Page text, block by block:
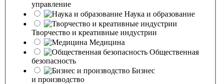
управление
Наука и образование
Творчество и креативные индустрии
Медицина
безопасность
и производство